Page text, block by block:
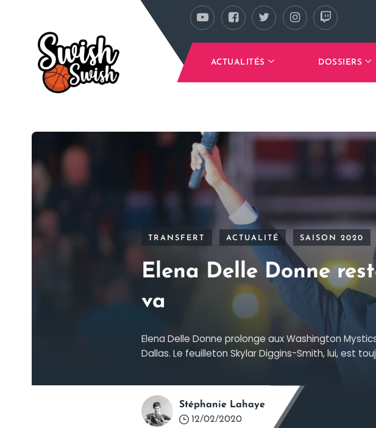
Se rendre au contenu principal
ACTUALITÉS DOSSIERS
TRANSFERT ACTUALITÉ SAISON 2020
Elena Delle Donne
va
Elena Delle Donne prolonge aux Washington
Dallas. Le feuilleton Skylar Diggins-Smith, lui, est
12/02/2020
Stéphanie Lahaye